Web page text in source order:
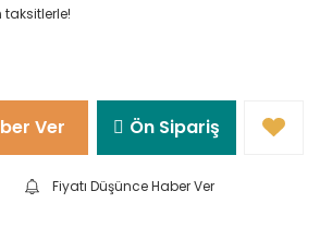
taksitlerle!
Ver Ön Sipariş
Fiyatı Düşünce Haber Ver